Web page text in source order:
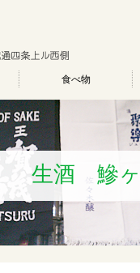
食べ物
生酒 鰺